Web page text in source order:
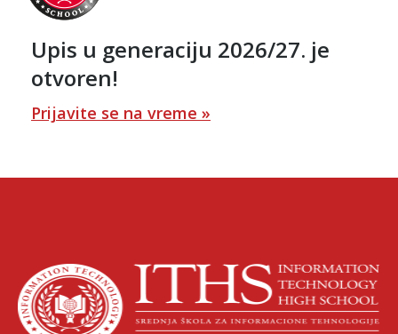
Upis u generaciju 2026/27. je
otvoren!
Prijavite se na vreme »